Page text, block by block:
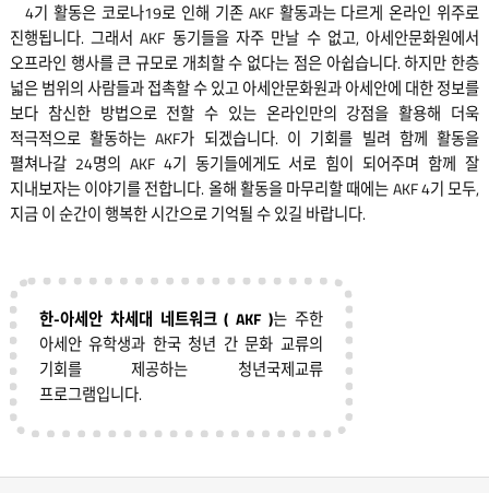
4기 활동은 코로나19로 인해 기존 AKF 활동과는 다르게 온라인 위주로
진행됩니다. 그래서 AKF 동기들을 자주 만날 수 없고, 아세안문화원에서
오프라인 행사를 큰 규모로 개최할 수 없다는 점은 아쉽습니다. 하지만 한층
넓은 범위의 사람들과 접촉할 수 있고 아세안문화원과 아세안에 대한 정보를
보다 참신한 방법으로 전할 수 있는 온라인만의 강점을 활용해 더욱
적극적으로 활동하는 AKF가 되겠습니다. 이 기회를 빌려 함께 활동을
펼쳐나갈 24명의 AKF 4기 동기들에게도 서로 힘이 되어주며 함께 잘
지내보자는 이야기를 전합니다. 올해 활동을 마무리할 때에는 AKF 4기 모두,
지금 이 순간이 행복한 시간으로 기억될 수 있길 바랍니다.
한-아세안 차세대 네트워크 ( AKF )는 주한
아세안 유학생과 한국 청년 간 문화 교류의
기회를 제공하는 청년국제교류
프로그램입니다.